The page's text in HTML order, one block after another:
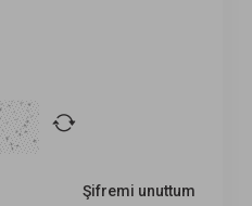
Şifremi unuttum